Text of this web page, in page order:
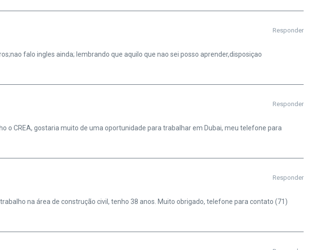
Responder
falo ingles ainda; lembrando que aquilo que nao sei posso aprender,disposiçao
Responder
o CREA, gostaria muito de uma oportunidade para trabalhar em Dubai, meu telefone para
Responder
na área de construção civil, tenho 38 anos. Muito obrigado, telefone para contato (71)